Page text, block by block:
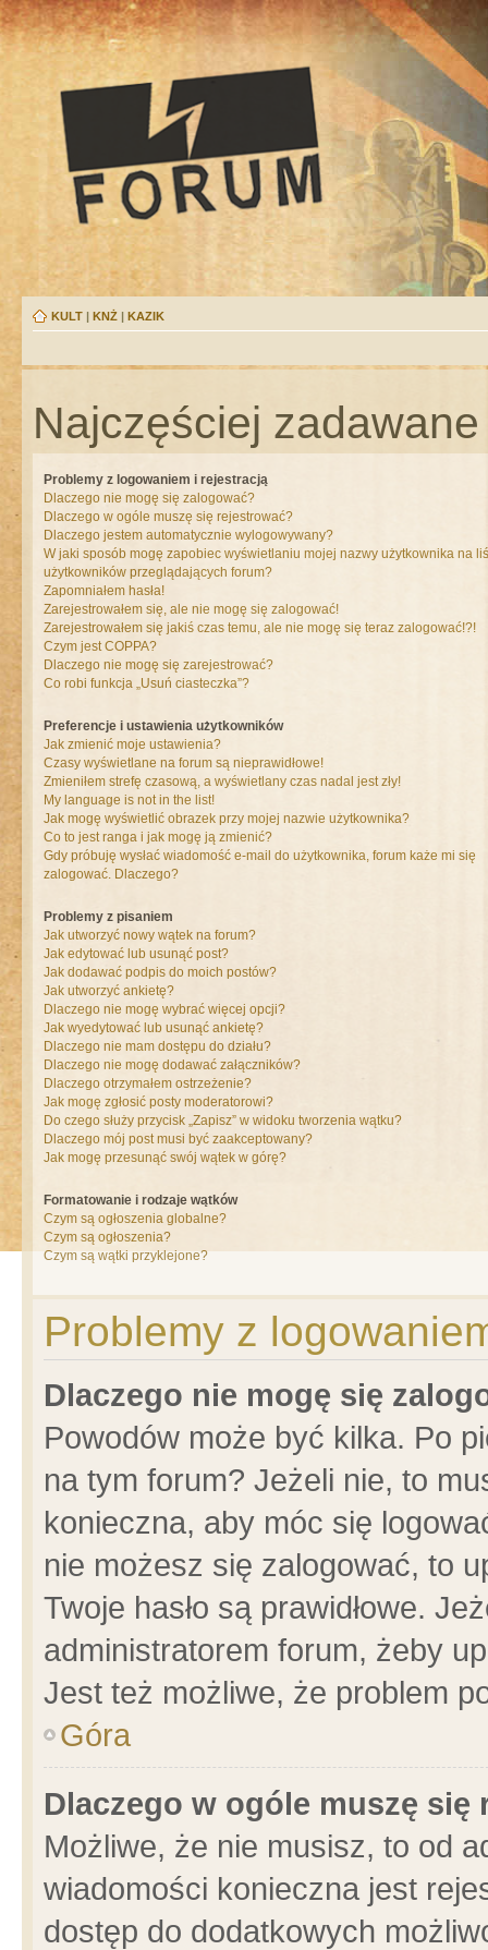
KULT | KNŻ | KAZIK
Najczęściej
Problemy z logowaniem i rejestracją
Dlaczego nie mogę się zalogować?
Dlaczego w ogóle muszę się rejestrować?
Dlaczego jestem automatycznie wylogowywany?
W jaki sposób mogę zapobiec wyświetlaniu mojej nazwy użytkownika na
użytkowników przeglądających forum?
Zapomniałem hasła!
Zarejestrowałem się, ale nie mogę się zalogować!
Zarejestrowałem się jakiś czas temu, ale nie mogę się teraz zalogować!?!
Czym jest COPPA?
Dlaczego nie mogę się zarejestrować?
Co robi funkcja „Usuń ciasteczka”?
Preferencje i ustawienia użytkowników
Jak zmienić moje ustawienia?
Czasy wyświetlane na forum są nieprawidłowe!
Zmieniłem strefę czasową, a wyświetlany czas nadal jest zły!
My language is not in the list!
Jak mogę wyświetlić obrazek przy mojej nazwie użytkownika?
Co to jest ranga i jak mogę ją zmienić?
Gdy próbuję wysłać wiadomość e-mail do użytkownika, forum każe mi się
zalogować. Dlaczego?
Problemy z pisaniem
Jak utworzyć nowy wątek na forum?
Jak edytować lub usunąć post?
Jak dodawać podpis do moich postów?
Jak utworzyć ankietę?
Dlaczego nie mogę wybrać więcej opcji?
Jak wyedytować lub usunąć ankietę?
Dlaczego nie mam dostępu do działu?
Dlaczego nie mogę dodawać załączników?
Dlaczego otrzymałem ostrzeżenie?
Jak mogę zgłosić posty moderatorowi?
Do czego służy przycisk „Zapisz” w widoku tworzenia wątku?
Dlaczego mój post musi być zaakceptowany?
Jak mogę przesunąć swój wątek w górę?
Formatowanie i rodzaje wątków
Czym są ogłoszenia globalne?
Czym są ogłoszenia?
Czym są wątki przyklejone?
Problemy z
Dlaczego nie mogę się
Powodów może być kilka. Po
na tym forum? Jeżeli nie, to
konieczna, aby móc się
nie możesz się zalogować, to
Twoje hasło są prawidłowe.
administratorem forum, żeby
Jest też możliwe, że problem
Góra
Dlaczego w ogóle muszę się
Możliwe, że nie musisz, to od
wiadomości konieczna jest
dostęp do dodatkowych